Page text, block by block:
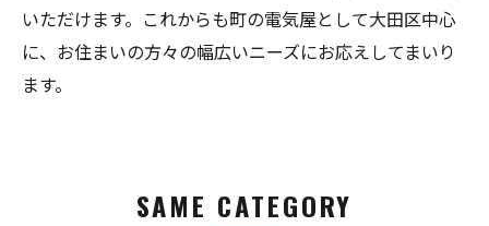
いただけます。これからも町の電気屋として大田区中心
に、お住まいの方々の幅広いニーズにお応えしてまいり
ます。
SAME CATEGORY